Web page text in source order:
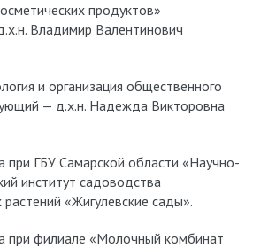
продуктов»
Владимир Валентинович
и организация общественного
— д.х.н. Надежда Викторовна
при ГБУ Самарской области «Научно-
институт садоводства
«Жигулевские сады».
при филиале «Молочный комбинат